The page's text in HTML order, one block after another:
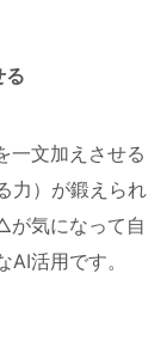
一文加えさせる
力）が鍛えられ
気になって自
活用です。